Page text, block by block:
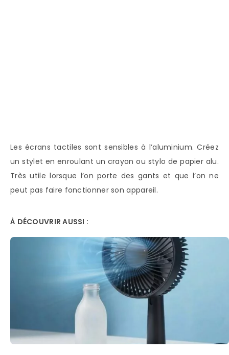
Les écrans tactiles sont sensibles à l’aluminium. Créez
un stylet en enroulant un crayon ou stylo de papier alu.
Très utile lorsque l’on porte des gants et que l’on ne
peut pas faire fonctionner son appareil.
À DÉCOUVRIR AUSSI :